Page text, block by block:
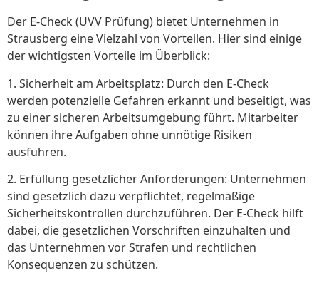
Der E-Check (UVV Prüfung) bietet Unternehmen in
Strausberg eine Vielzahl von Vorteilen. Hier sind einige
der wichtigsten Vorteile im Überblick:
1. Sicherheit am Arbeitsplatz: Durch den E-Check
werden potenzielle Gefahren erkannt und beseitigt, was
zu einer sicheren Arbeitsumgebung führt. Mitarbeiter
können ihre Aufgaben ohne unnötige Risiken
ausführen.
2. Erfüllung gesetzlicher Anforderungen: Unternehmen
sind gesetzlich dazu verpflichtet, regelmäßige
Sicherheitskontrollen durchzuführen. Der E-Check hilft
dabei, die gesetzlichen Vorschriften einzuhalten und
das Unternehmen vor Strafen und rechtlichen
Konsequenzen zu schützen.